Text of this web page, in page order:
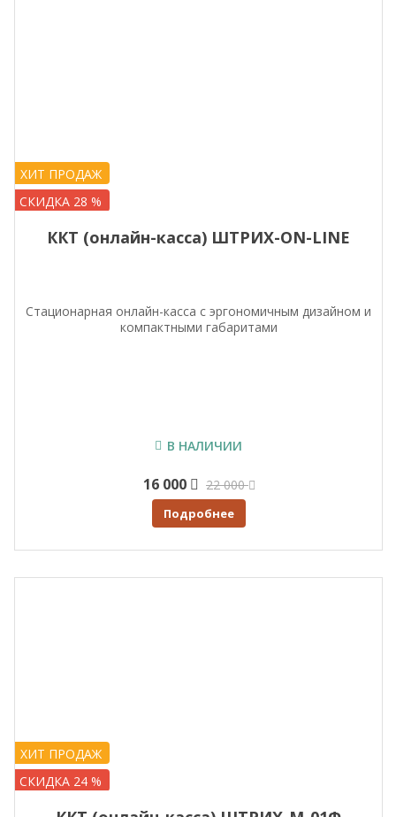
ХИТ ПРОДАЖ
СКИДКА 28 %
ККТ (онлайн-касса) ШТРИХ-ON-LINE
Стационарная онлайн-касса c эргономичным дизайном и
компактными габаритами
В НАЛИЧИИ
16 000 22 000
Подробнее
ХИТ ПРОДАЖ
СКИДКА 24 %